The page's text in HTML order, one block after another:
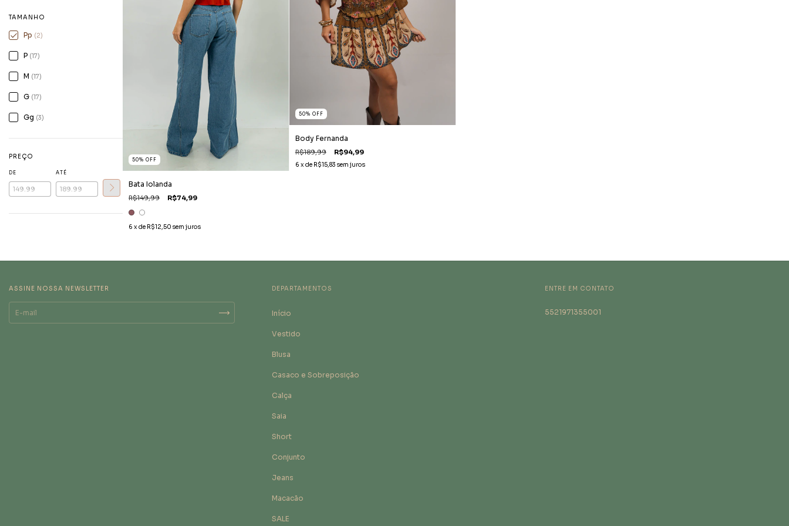
TAMANHO
Pp (2)
P (17)
M (17)
G (17)
Gg (3)
PREÇO
DE ATÉ
50% OFF
Bata Iolanda
R$149,99 R$74,99
6 x de R$12,50 sem juros
50% OFF
Body Fernanda
R$189,99 R$94,99
6 x de R$15,83 sem juros
ASSINE NOSSA NEWSLETTER DEPARTAMENTOS
Início
Vestido
Blusa
Casaco e Sobreposição
Calça
Saia
Short
Conjunto
Jeans
Macacão
SALE
ENTRE EM CONTATO
5521971355001